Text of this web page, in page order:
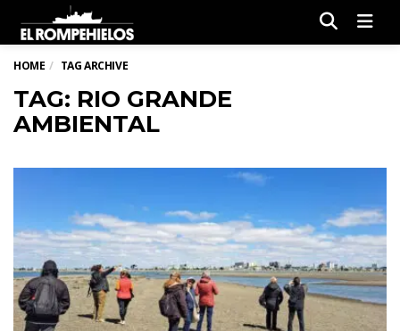
HOME TAG ARCHIVE
TAG: RIO GRANDE
AMBIENTAL